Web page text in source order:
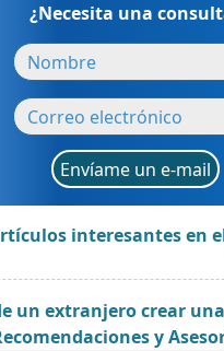
¿Necesita una
Envíame un e-mail
interesantes en
un extranjero crear
y